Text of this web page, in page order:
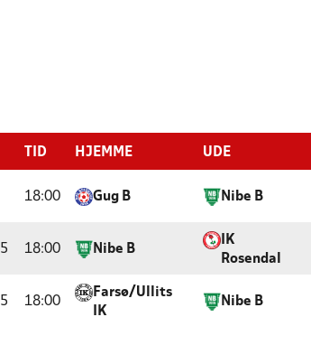
TID HJEMME UDE
18:00 Gug B Nibe B
18:00 Nibe B
IK
Rosendal
18:00
Farsø/Ullits
IK
Nibe B